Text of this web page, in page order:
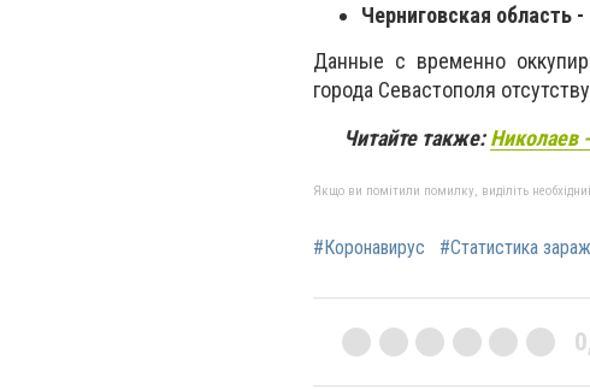
Черниговская область -
Данные с временно
города Севастополя
Читайте также:Николаев
Якщо ви помітили помилку, виділіть
#Коронавирус #Статистика